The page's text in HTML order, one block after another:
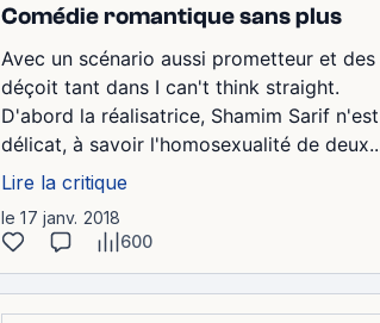
Comédie romantique sans plus
Avec un scénario aussi prometteur et
déçoit tant dans I can't think straight.
D'abord la réalisatrice, Shamim Sarif
délicat, à savoir l'homosexualité de
Lire la critique
le 17 janv. 2018
600